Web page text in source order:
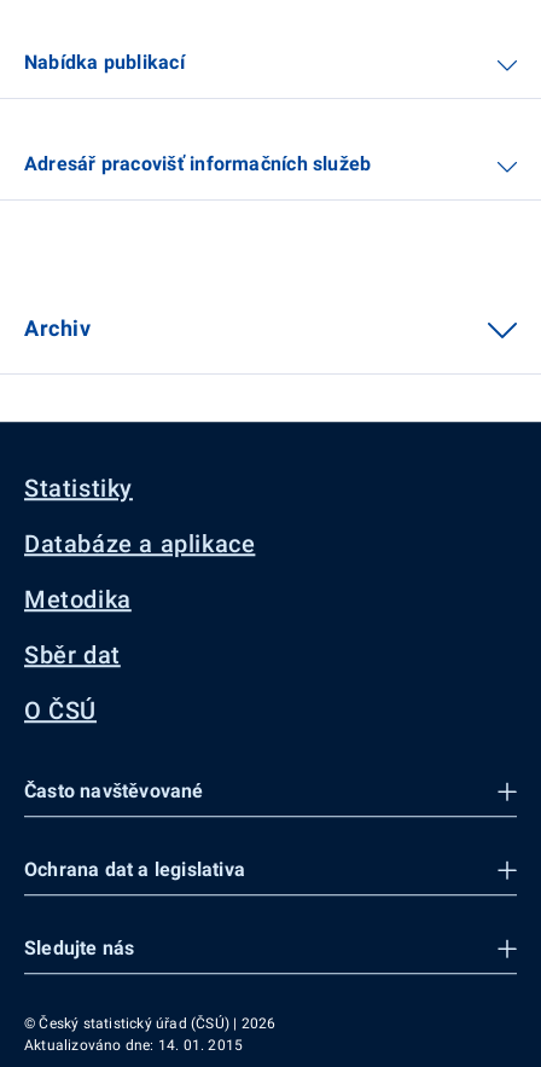
Nabídka publikací
Adresář pracovišť informačních služeb
Archiv
Statistiky
Databáze a aplikace
Metodika
Sběr dat
O ČSÚ
Často navštěvované
Ochrana dat a legislativa
Sledujte nás
© Český statistický úřad (ČSÚ) | 2026
Aktualizováno dne: 14. 01. 2015